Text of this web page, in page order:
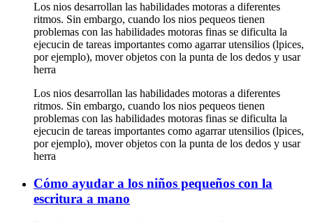
Los nios desarrollan las habilidades motoras a diferentes
ritmos. Sin embargo, cuando los nios pequeos tienen
problemas con las habilidades motoras finas se dificulta la
ejecucin de tareas importantes como agarrar utensilios (lpices,
por ejemplo), mover objetos con la punta de los dedos y usar
herra
Los nios desarrollan las habilidades motoras a diferentes
ritmos. Sin embargo, cuando los nios pequeos tienen
problemas con las habilidades motoras finas se dificulta la
ejecucin de tareas importantes como agarrar utensilios (lpices,
por ejemplo), mover objetos con la punta de los dedos y usar
herra
Cómo ayudar a los niños pequeños con la
escritura a mano